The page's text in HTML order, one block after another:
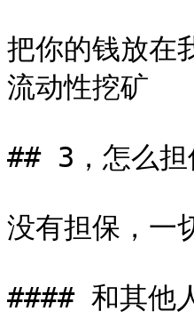
把你的钱放在
流动性挖矿
## 3，怎么
没有担保，一
#### 和其他